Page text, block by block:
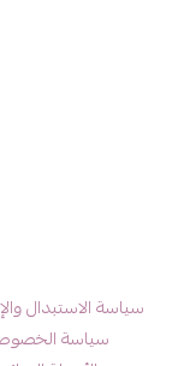
سياسة الاستبدال
سياسة